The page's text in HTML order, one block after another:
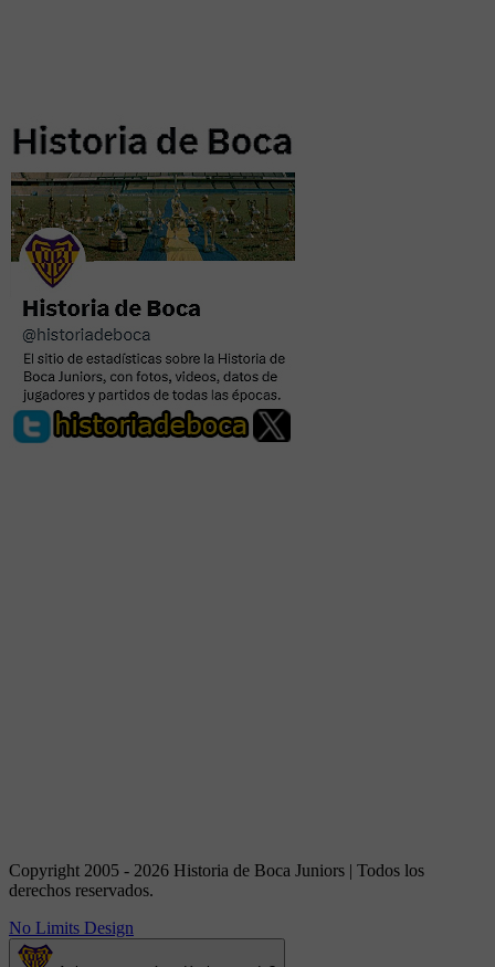
Copyright 2005 - 2026 Historia de Boca Juniors | Todos los
derechos reservados.
No Limits Design